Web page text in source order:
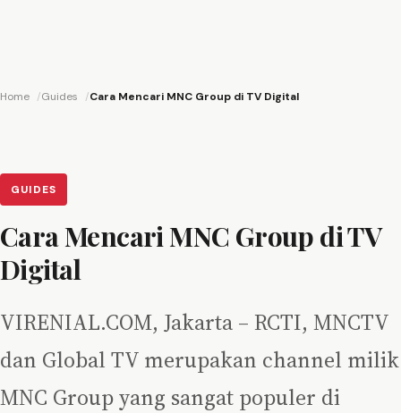
Home Guides Cara Mencari MNC Group di TV Digital
GUIDES
Cara Mencari MNC Group di TV
Digital
VIRENIAL.COM, Jakarta – RCTI, MNCTV
dan Global TV merupakan channel milik
MNC Group yang sangat populer di